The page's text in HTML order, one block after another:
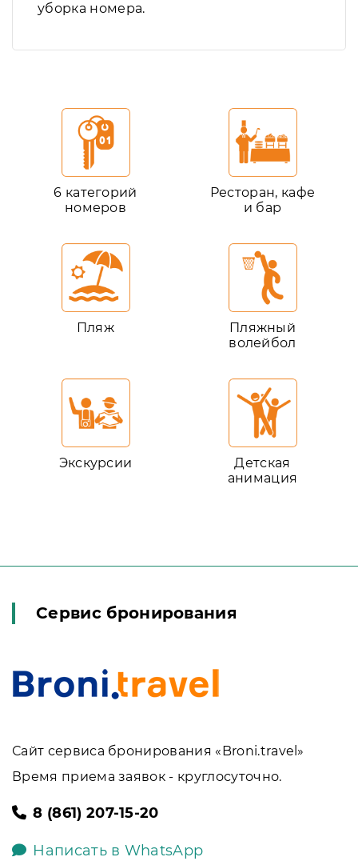
уборка номера.
6 категорий
номеров
Ресторан, кафе
и бар
Пляж
Пляжный
волейбол
Экскурсии
Детская
анимация
Сервис бронирования
Сайт сервиса бронирования «Broni.travel»
Время приема заявок - круглосуточно.
8 (861) 207-15-20
Написать в WhatsApp